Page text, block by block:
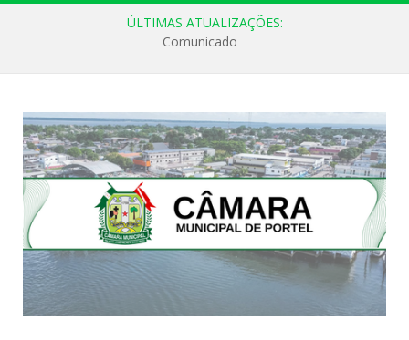
ÚLTIMAS ATUALIZAÇÕES:
Comunicado